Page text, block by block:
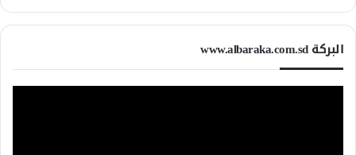
البركة www.albaraka.com.sd